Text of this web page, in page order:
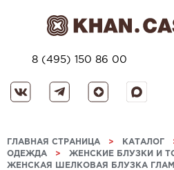
8 (495) 150 86 00
ГЛАВНАЯ СТРАНИЦА > КАТАЛОГ
ОДЕЖДА > ЖЕНСКИЕ БЛУЗКИ И
ЖЕНСКАЯ ШЕЛКОВАЯ БЛУЗКА